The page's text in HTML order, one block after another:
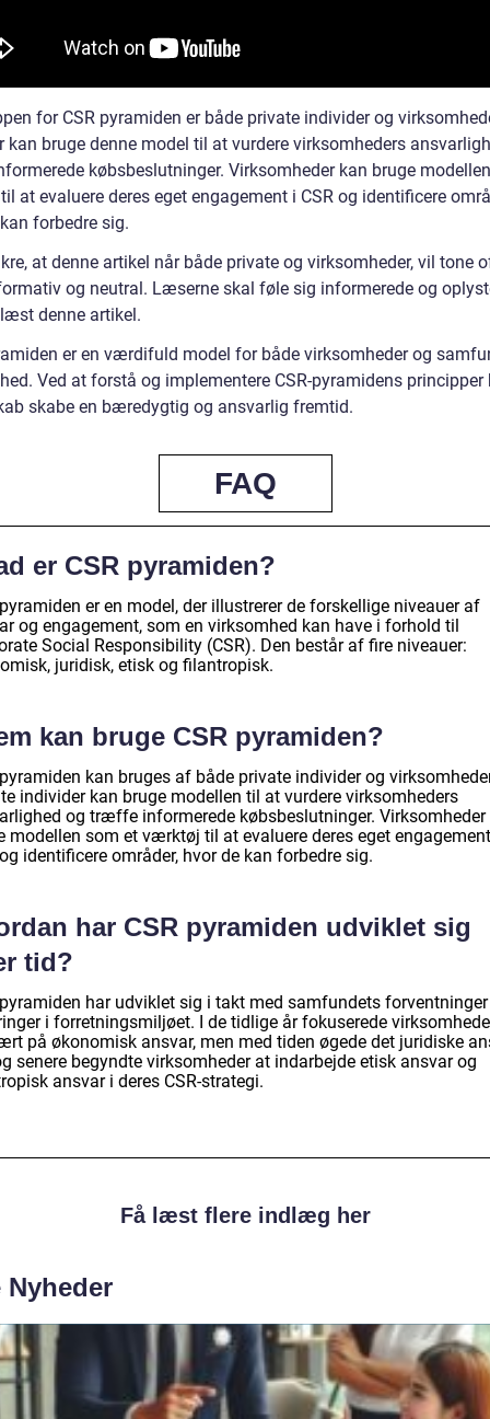
for CSR pyramiden er både private individer og
kan bruge denne model til at vurdere virksomheders
købsbeslutninger. Virksomheder kan bruge
at evaluere deres eget engagement i CSR og identificere
forbedre sig.
at denne artikel når både private og virksomheder, vil tone
og neutral. Læserne skal føle sig informerede og
denne artikel.
er en værdifuld model for både virksomheder og
Ved at forstå og implementere CSR-pyramidens principper
skabe en bæredygtig og ansvarlig fremtid.
FAQ
er CSR pyramiden?
er en model, der illustrerer de forskellige niveauer af
og engagement, som en virksomhed kan have i forhold til
Social Responsibility (CSR). Den består af fire niveauer:
juridisk, etisk og filantropisk.
kan bruge CSR pyramiden?
kan bruges af både private individer og
individer kan bruge modellen til at vurdere virksomheders
og træffe informerede købsbeslutninger. Virksomheder
modellen som et værktøj til at evaluere deres eget
identificere områder, hvor de kan forbedre sig.
har CSR pyramiden udviklet sig
tid?
har udviklet sig i takt med samfundets
i forretningsmiljøet. I de tidlige år fokuserede
på økonomisk ansvar, men med tiden øgede det juridiske
senere begyndte virksomheder at indarbejde etisk ansvar og
ansvar i deres CSR-strategi.
Få læst flere indlæg her
Nyheder